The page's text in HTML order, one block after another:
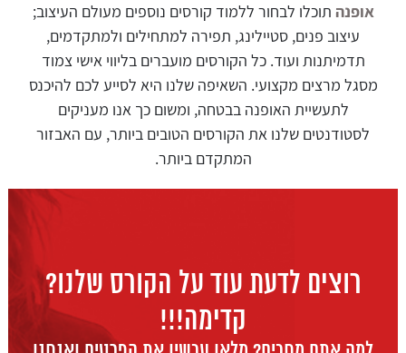
אופנה תוכלו לבחור ללמוד קורסים נוספים מעולם העיצוב;
עיצוב פנים, סטיילינג, תפירה למתחילים ולמתקדמים,
תדמיתנות ועוד. כל הקורסים מועברים בליווי אישי צמוד
מסגל מרצים מקצועי. השאיפה שלנו היא לסייע לכם להיכנס
לתעשיית האופנה בבטחה, ומשום כך אנו מעניקים
לסטודנטים שלנו את הקורסים הטובים ביותר, עם האבזור
המתקדם ביותר.
רוצים לדעת עוד על הקורס שלנו?
קדימה!!!